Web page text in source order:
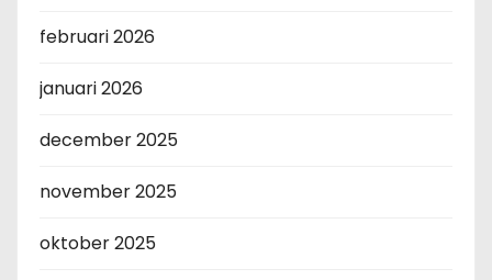
februari 2026
januari 2026
december 2025
november 2025
oktober 2025